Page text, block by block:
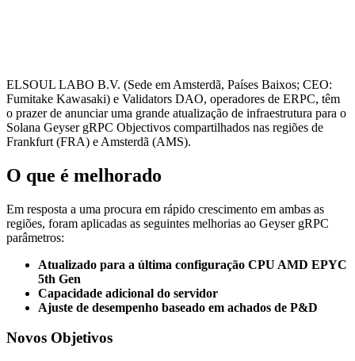
ELSOUL LABO B.V. (Sede em Amsterdã, Países Baixos; CEO:
Fumitake Kawasaki) e Validators DAO, operadores de ERPC, têm
o prazer de anunciar uma grande atualização de infraestrutura para o
Solana Geyser gRPC Objectivos compartilhados nas regiões de
Frankfurt (FRA) e Amsterdã (AMS).
O que é melhorado
Em resposta a uma procura em rápido crescimento em ambas as
regiões, foram aplicadas as seguintes melhorias ao Geyser gRPC
parâmetros:
Atualizado para a última configuração CPU AMD EPYC
5th Gen
Capacidade adicional do servidor
Ajuste de desempenho baseado em achados de P&D
Novos Objetivos